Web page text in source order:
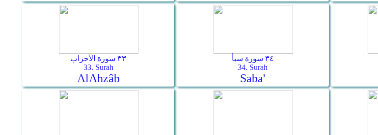
٣٣ سورة الأحزاب
33. Surah
Al­Ahzâb
٣٤ سورة سبأ
34. Surah
Saba'